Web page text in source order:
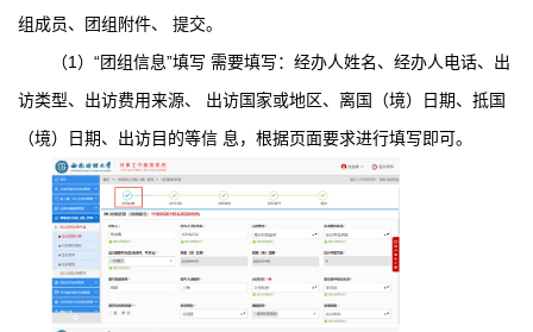
组成员、团组附件、 提交。
（1）“团组信息”填写 需要填写：经办人姓名、经办人电话、出
访类型、出访费用来源、 出访国家或地区、离国（境）日期、抵国
（境）日期、出访目的等信 息，根据页面要求进行填写即可。